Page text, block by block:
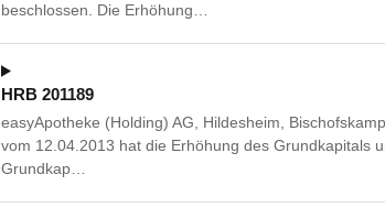
beschlossen. Die Erhöhung…
HRB 201189
easyApotheke (Holding) AG, Hildesheim,
vom 12.04.2013 hat die Erhöhung des Grundkapitals
Grundkap…